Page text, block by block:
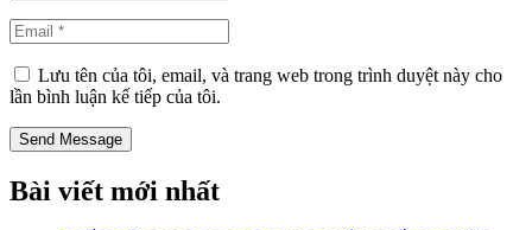
Lưu tên của tôi, email, và trang web trong trình duyệt này cho
lần bình luận kế tiếp của tôi.
Bài viết mới nhất